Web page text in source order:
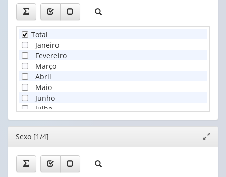
Total
Janeiro
Fevereiro
Março
Abril
Maio
Junho
Julho
Agosto
Setembro
Outubro
Novembro
Dezembro
Ignorado
Editor
janela
Sexo [1/4]